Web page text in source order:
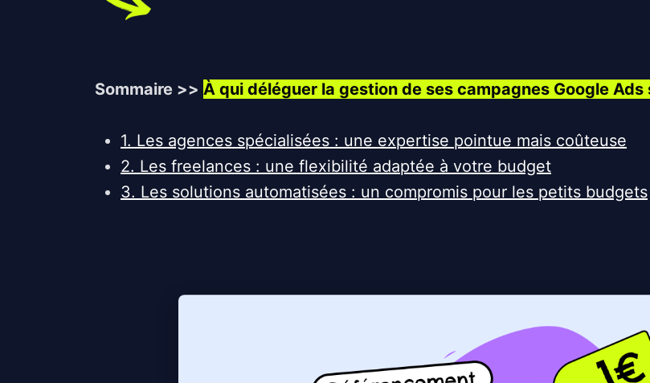
Sommaire >> À qui déléguer la gestion de ses campagnes Google Ads
1. Les agences spécialisées : une expertise pointue mais coûteuse
2. Les freelances : une flexibilité adaptée à votre budget
3. Les solutions automatisées : un compromis pour les petits budgets